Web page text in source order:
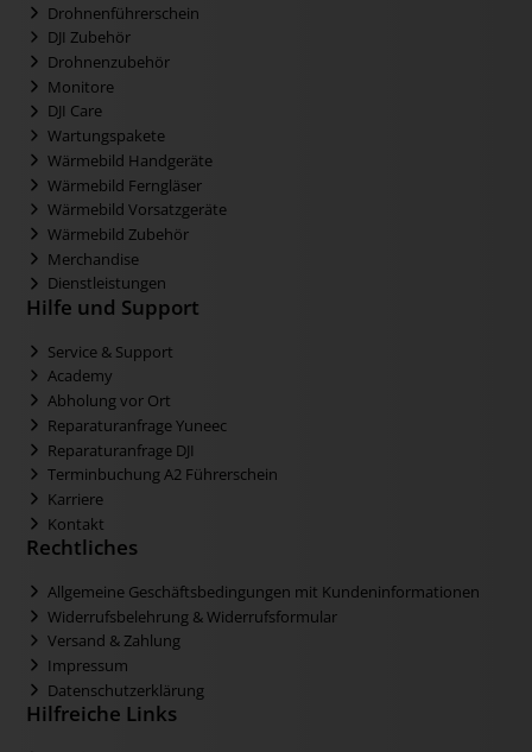
Drohnenführerschein
DJI Zubehör
Drohnenzubehör
Monitore
DJI Care
Wartungspakete
Wärmebild Handgeräte
Wärmebild Ferngläser
Wärmebild Vorsatzgeräte
Wärmebild Zubehör
Merchandise
Dienstleistungen
Hilfe und Support
Service & Support
Academy
Abholung vor Ort
Reparaturanfrage Yuneec
Reparaturanfrage DJI
Terminbuchung A2 Führerschein
Karriere
Kontakt
Rechtliches
Allgemeine Geschäftsbedingungen mit Kundeninformationen
Widerrufsbelehrung & Widerrufsformular
Versand & Zahlung
Impressum
Datenschutzerklärung
Hilfreiche Links